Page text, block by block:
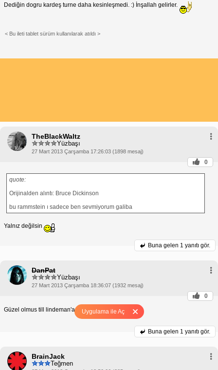
Uygulama ile Aç
Dediğin dogru kardeş turne daha kesinleşmedi. :) İnşallah gelirler.
< Bu ileti tablet sürüm kullanılarak atıldı >
TheBlackWaltz
Yüzbaşı
27 Mart 2013 Çarşamba 17:26:03 (1898 mesaj)
0
quote:
Orijinalden alıntı: Bruce Dickinson
bu rammstein ı sadece ben sevmiyorum galiba
Yalnız değilsin
Buna gelen 1 yanıtı gör.
DanPat
Yüzbaşı
27 Mart 2013 Çarşamba 18:36:07 (1932 mesaj)
0
Güzel olmus till lindeman'a bayılıyorum
Buna gelen 1 yanıtı gör.
BrainJack
Teğmen